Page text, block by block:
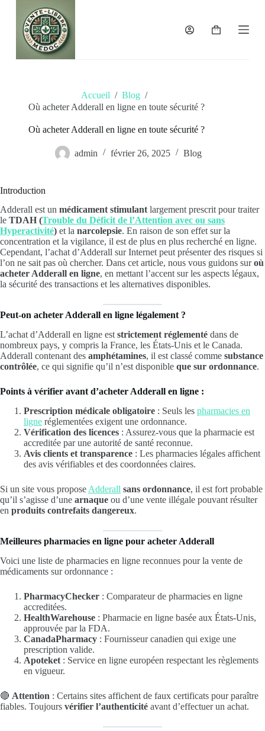
Panier
Accueil / Blog /
Où acheter Adderall en ligne en toute sécurité ?
Où acheter Adderall en ligne en toute sécurité ?
admin février 26, 2025 Blog
Introduction
Adderall est un médicament stimulantlargement prescrit pour traiter
le TDAH (Trouble du Déficit de l’Attention avec ou sans
Hyperactivité) et la narcolepsie. En raison de son effet sur la
concentration et la vigilance, il est de plus en plus recherché en ligne.
Cependant, l’achat d’Adderall sur Internet peut présenter des risques si
l’on ne sait pas où chercher. Dans cet article, nous vous guidons suroù
acheter Adderall en ligne, en mettant l’accent sur les aspects légaux,
la sécurité des transactions et les alternatives disponibles.
Peut-on acheter Adderall en ligne légalement ?
L’achat d’Adderall en ligne est strictement réglementé dans de
nombreux pays, y compris la France, les États-Unis et le Canada.
Adderall contenant des amphétamines, il est classé comme substance
contrôlée, ce qui signifie qu’il n’est disponible que sur ordonnance.
Points à vérifier avant d’acheter Adderall en ligne :
Prescription médicale obligatoire : Seuls les pharmacies en
ligne réglementées exigent une ordonnance.
Vérification des licences : Assurez-vous que la pharmacie est
accreditée par une autorité de santé reconnue.
Avis clients et transparence : Les pharmacies légales affichent
des avis vérifiables et des coordonnées claires.
Si un site vous propose Adderall sans ordonnance, il est fort probable
qu’il s’agisse d’une arnaque ou d’une vente illégale pouvant résulter
en produits contrefaits dangereux.
Meilleures pharmacies en ligne pour acheter Adderall
Voici une liste de pharmacies en ligne reconnues pour la vente de
médicaments sur ordonnance :
PharmacyChecker : Comparateur de pharmacies en ligne
accreditées.
HealthWarehouse : Pharmacie en ligne basée aux États-Unis,
approuvée par la FDA.
CanadaPharmacy : Fournisseur canadien qui exige une
prescription valide.
Apoteket : Service en ligne européen respectant les règlements
en vigueur.
🔴 Attention : Certains sites affichent de faux certificats pour paraître
fiables. Toujours vérifier l’authenticité avant d’effectuer un achat.